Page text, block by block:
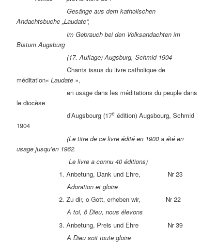
Gesänge aus dem katholischen
Andachtsbuche „Laudate“,
im Gebrauch bei den Volksandachten im
Bistum Augsburg
(17. Auflage) Augsburg, Schmid 1904
Chants issus du livre catholique de
méditation«Laudate »,
en usage dans les méditations du peuple dans
le diocèse
d’Augsbourg (17e édition) Augsbourg, Schmid
1904
(Le titre de ce livre édité en 1900 a été en
usage jusqu’en 1962.
Le livre a connu 40 éditions)
1. Anbetung, Dank und Ehre, Nr 23
Adoration et gloire
2. Zu dir, o Gott, erheben wir, Nr 22
A toi, ô Dieu, nous élevons
3. Anbetung, Preis und Ehre Nr 39
A Dieu soit toute gloire